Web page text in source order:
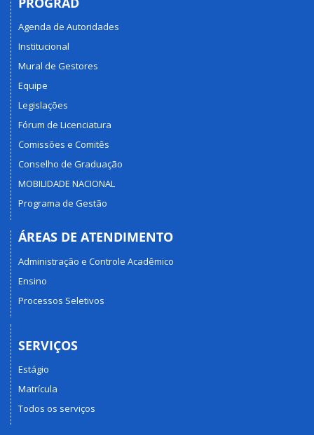
Agenda de Autoridades
Institucional
Mural de Gestores
Equipe
Legislações
Fórum de Licenciatura
Comissões e Comitês
Conselho de Graduação
MOBILIDADE NACIONAL
Programa de Gestão
ÁREAS DE ATENDIMENTO
Administração e Controle Acadêmico
Ensino
Processos Seletivos
SERVIÇOS
Estágio
Matrícula
Todos os serviços